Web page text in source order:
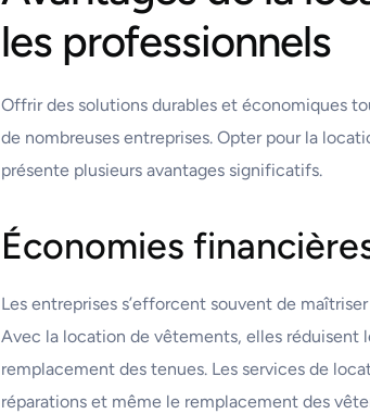
les professionnels
Offrir des solutions durables et économiques
de nombreuses entreprises. Opter pour la
présente plusieurs avantages significatifs.
Économies
Les entreprises s’efforcent souvent de
Avec la location de vêtements, elles réduisent
remplacement des tenues. Les services de
réparations et même le remplacement des